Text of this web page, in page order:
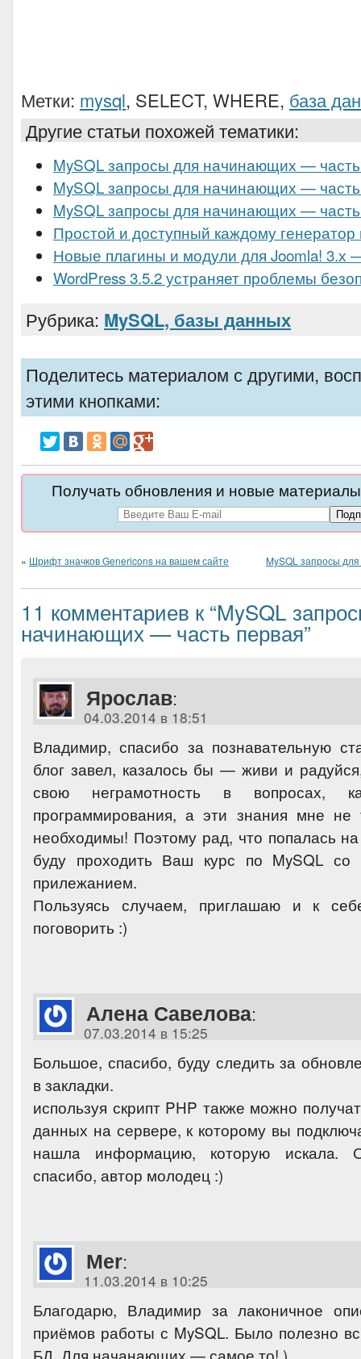
Метки: mysql, SELECT, WHERE, база
Другие статьи похожей тематики:
MySQL запросы для начинающих —
MySQL запросы для начинающих — часть
MySQL запросы для начинающих — часть
Простой и доступный каждому
Новые плагины и модули для Joomla! 3.х
WordPress 3.5.2 устраняет проблемы
Рубрика: MySQL, базы данных
Поделитесь материалом с другими,
этими кнопками:
Получать обновления и новые
« Шрифт значков Genericons на вашем сайте MySQL запросы
11 комментариев к “MySQL
начинающих — часть первая”
Ярослав:
04.03.2014 в 18:51
Владимир, спасибо за познавательную
блог завел, казалось бы — живи и
свою неграмотность в вопросах,
программирования, а эти знания мне
необходимы! Поэтому рад, что попалась на
буду проходить Ваш курс по MySQL
прилежанием.
Пользуясь случаем, приглашаю и к
поговорить :)
Алена Савелова:
07.03.2014 в 15:25
Большое, спасибо, буду следить за
в закладки.
используя скрипт PHP также можно
данных на сервере, к которому вы
нашлa информацию, которую искалa.
спасибо, автор молодец :)
Mer:
11.03.2014 в 10:25
Благодарю, Владимир за лаконичное
приёмов работы с MySQL. Было полезно
БД. Для начанающих — самое то! )